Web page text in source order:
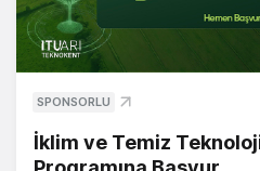
SPONSORLU
İklim ve Temiz